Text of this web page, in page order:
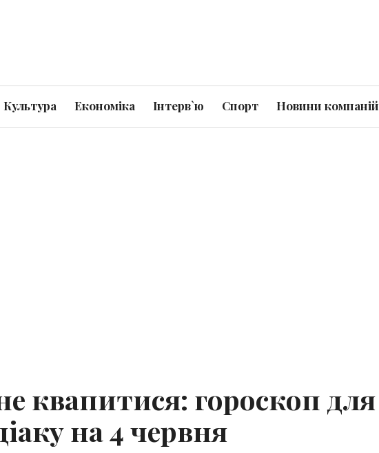
Культура Економіка Інтерв`ю Спорт Новини компаній
квапитися: гороскоп для
на 4 червня